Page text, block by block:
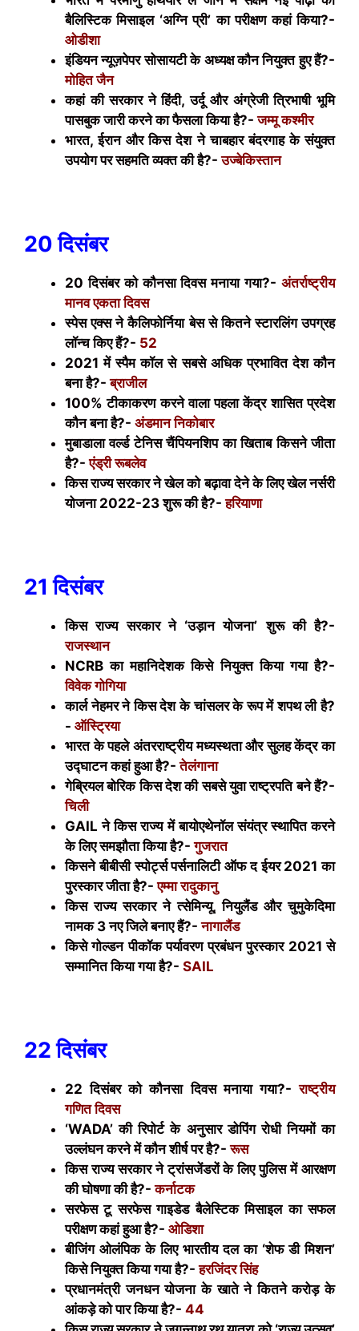
बैलिस्टिक मिसाइल ‘अग्नि प्री’ का परीक्षण कहां किया?-
ओडीशा
इंडियन न्यूज़पेपर सोसायटी के अध्यक्ष कौन नियुक्त हुए हैं?-
मोहित जैन
कहां की सरकार ने हिंदी, उर्दू और अंग्रेजी त्रिभाषी भूमि
पासबुक जारी करने का फैसला किया है?-जम्मू कश्मीर
भारत, ईरान और किस देश ने चाबहार बंदरगाह के संयुक्त
उपयोग पर सहमति व्यक्त की है?-उज्बेकिस्तान
20 दिसंबर
20 दिसंबर को कौनसा दिवस मनाया गया?- अंतर्राष्ट्रीय
मानव एकता दिवस
स्पेस एक्स ने कैलिफोर्निया बेस से कितने स्टारलिंग उपग्रह
लॉन्च किए हैं?- 52
2021 में स्पैम कॉल से सबसे अधिक प्रभावित देश कौन
बना है?-ब्राजील
100% टीकाकरण करने वाला पहला केंद्र शासित प्रदेश
कौन बना है?- अंडमान निकोबार
मुबाडाला वर्ल्ड टेनिस चैंपियनशिप का खिताब किसने जीता
है?-एंड्री रूबलेव
किस राज्य सरकार ने खेल को बढ़ावा देने के लिए खेल नर्सरी
योजना 2022-23 शुरू की है?-हरियाणा
21 दिसंबर
किस राज्य सरकार ने ‘उड़ान योजना’ शुरू की है?-
राजस्थान
NCRBका महानिदेशक किसे नियुक्त किया गया है?-
विवेक गोगिया
कार्ल नेहमर ने किस देश के चांसलर के रूप में शपथ ली है?
- ऑस्ट्रिया
भारत के पहले अंतरराष्ट्रीय मध्यस्थता और सुलह केंद्र का
उद्घाटन कहां हुआ है?-तेलंगाना
गेब्रियल बोरिक किस देश की सबसे युवा राष्ट्रपति बने हैं?-
चिली
GAILने किस राज्य में बायोएथेनॉल संयंत्र स्थापित करने
के लिए समझौता किया है?-गुजरात
किसने बीबीसी स्पोर्ट्स पर्सनालिटी ऑफ द ईयर 2021 का
पुरस्कार जीता है?-एम्मा रादुकानु
किस राज्य सरकार ने त्सेमिन्यू, नियुलैंड और चुमुकेदिमा
नामक 3 नए जिले बनाए हैं?-नागालैंड
किसे गोल्डन पीकॉक पर्यावरण प्रबंधन पुरस्कार 2021 से
सम्मानित किया गया है?- SAIL
22 दिसंबर
22 दिसंबर को कौनसा दिवस मनाया गया?-राष्ट्रीय
गणित दिवस
‘WADA’की रिपोर्ट के अनुसार डोपिंग रोधी नियमों का
उल्लंघन करने में कौन शीर्ष पर है?-रूस
किस राज्य सरकार ने ट्रांसजेंडरों के लिए पुलिस में आरक्षण
की घोषणा की है?-कर्नाटक
सरफेस टू सरफेस गाइडेड बैलेस्टिक मिसाइल का सफल
परीक्षण कहां हुआ है?- ओडिशा
बीजिंग ओलंपिक के लिए भारतीय दल का ‘शेफ डी मिशन’
किसे नियुक्त किया गया है?-हरजिंदर सिंह
प्रधानमंत्री जनधन योजना के खाते ने कितने करोड़ के
आंकड़े को पार किया है?- 44